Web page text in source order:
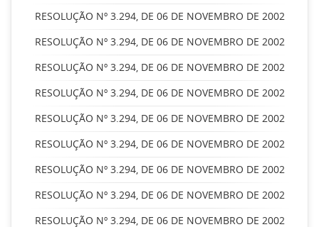
RESOLUÇÃO Nº 3.294, DE 06 DE NOVEMBRO DE 2002
RESOLUÇÃO Nº 3.294, DE 06 DE NOVEMBRO DE 2002
RESOLUÇÃO Nº 3.294, DE 06 DE NOVEMBRO DE 2002
RESOLUÇÃO Nº 3.294, DE 06 DE NOVEMBRO DE 2002
RESOLUÇÃO Nº 3.294, DE 06 DE NOVEMBRO DE 2002
RESOLUÇÃO Nº 3.294, DE 06 DE NOVEMBRO DE 2002
RESOLUÇÃO Nº 3.294, DE 06 DE NOVEMBRO DE 2002
RESOLUÇÃO Nº 3.294, DE 06 DE NOVEMBRO DE 2002
RESOLUÇÃO Nº 3.294, DE 06 DE NOVEMBRO DE 2002